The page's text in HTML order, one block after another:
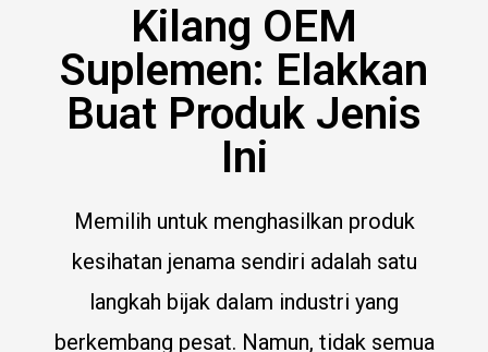
Kilang OEM
Suplemen: Elakkan
Buat Produk Jenis
Ini
Memilih untuk menghasilkan produk
kesihatan jenama sendiri adalah satu
langkah bijak dalam industri yang
berkembang pesat. Namun, tidak semua